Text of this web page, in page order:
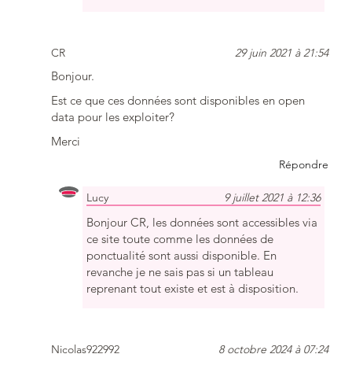
CR 29 juin 2021 à 21:54
Bonjour.
Est ce que ces données sont disponibles en open
data pour les exploiter?
Merci
Répondre
Lucy 9 juillet 2021 à 12:36
Bonjour CR, les données sont accessibles via
ce site toute comme les données de
ponctualité sont aussi disponible. En
revanche je ne sais pas si un tableau
reprenant tout existe et est à disposition.
Nicolas922992 8 octobre 2024 à 07:24